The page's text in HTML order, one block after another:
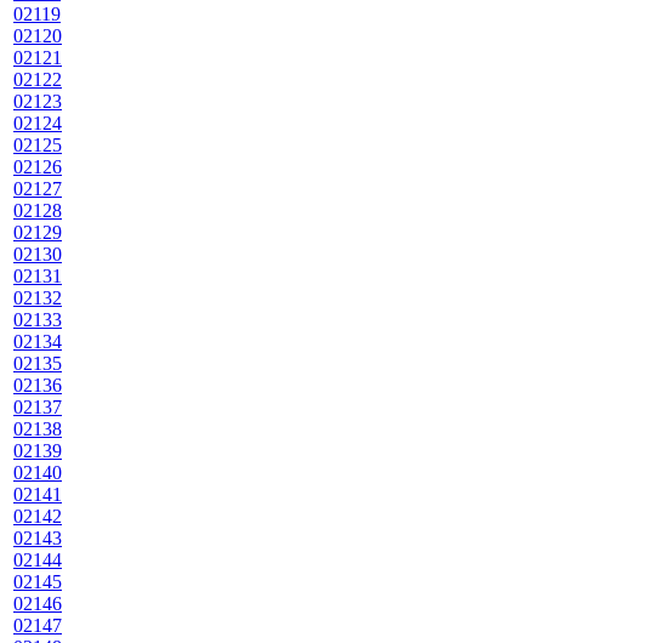
02119
02120
02121
02122
02123
02124
02125
02126
02127
02128
02129
02130
02131
02132
02133
02134
02135
02136
02137
02138
02139
02140
02141
02142
02143
02144
02145
02146
02147